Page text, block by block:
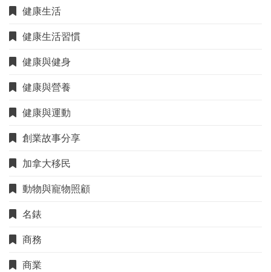
健康生活
健康生活習慣
健康與健身
健康與營養
健康與運動
創業故事分享
加拿大移民
動物與寵物照顧
名錶
商務
商業